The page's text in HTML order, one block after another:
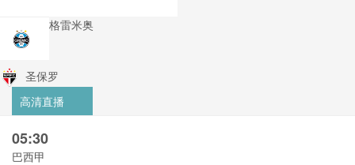
格雷米奥
圣保罗
高清直播
05:30
巴西甲